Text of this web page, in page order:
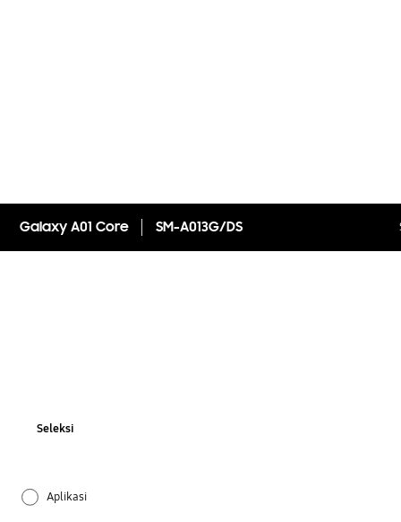
Galaxy A01 Core SM-A013G/DS
Seleksi
Aplikasi